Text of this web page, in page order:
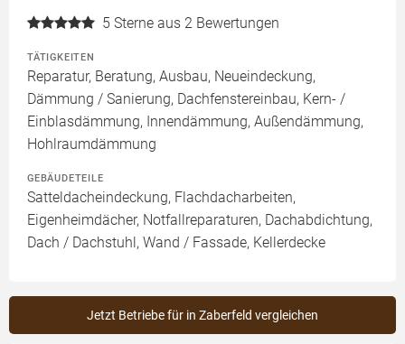
5 Sterne aus 2 Bewertungen
TÄTIGKEITEN
Reparatur, Beratung, Ausbau, Neueindeckung,
Dämmung / Sanierung, Dachfenstereinbau, Kern- /
Einblasdämmung, Innendämmung, Außendämmung,
Hohlraumdämmung
GEBÄUDETEILE
Satteldacheindeckung, Flachdacharbeiten,
Eigenheimdächer, Notfallreparaturen, Dachabdichtung,
Dach / Dachstuhl, Wand / Fassade, Kellerdecke
Jetzt Betriebe für in Zaberfeld vergleichen